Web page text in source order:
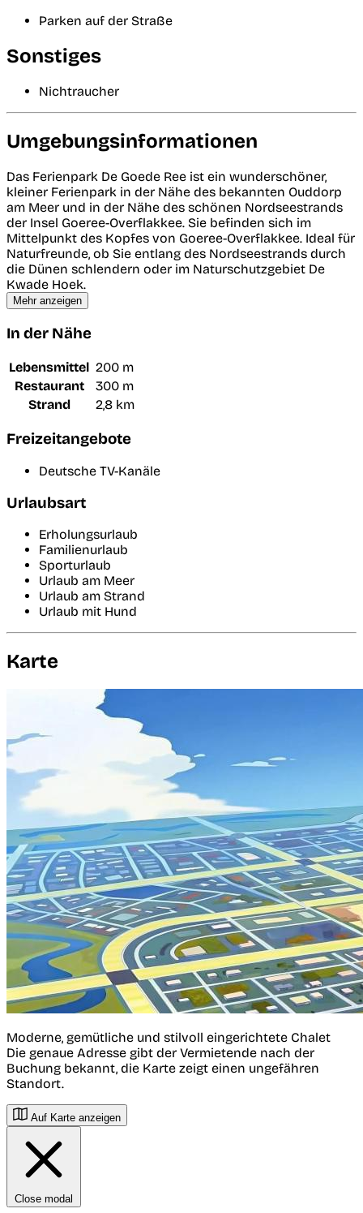
Parken auf der Straße
Sonstiges
Nichtraucher
Umgebungsinformationen
Das Ferienpark De Goede Ree ist ein wunderschöner,
kleiner Ferienpark in der Nähe des bekannten Ouddorp
am Meer und in der Nähe des schönen Nordseestrands
der Insel Goeree-Overflakkee. Sie befinden sich im
Mittelpunkt des Kopfes von Goeree-Overflakkee. Ideal für
Naturfreunde, ob Sie entlang des Nordseestrands durch
die Dünen schlendern oder im Naturschutzgebiet De
Kwade Hoek.
Mehr anzeigen
In der Nähe
Lebensmittel 200 m
Restaurant
300 m
Strand
2,8 km
Freizeitangebote
Deutsche TV-Kanäle
Urlaubsart
Erholungsurlaub
Familienurlaub
Sporturlaub
Urlaub am Meer
Urlaub am Strand
Urlaub mit Hund
Karte
Moderne, gemütliche und stilvoll eingerichtete Chalet
Die genaue Adresse gibt der Vermietende nach der
Buchung bekannt, die Karte zeigt einen ungefähren
Standort.
Auf Karte anzeigen
Close modal